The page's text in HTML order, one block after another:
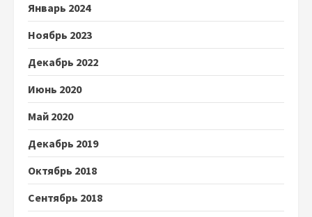
Январь 2024
Ноябрь 2023
Декабрь 2022
Июнь 2020
Май 2020
Декабрь 2019
Октябрь 2018
Сентябрь 2018